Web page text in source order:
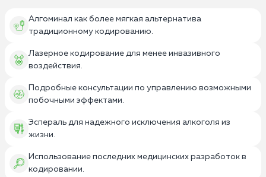
Алгоминал как более мягкая альтернатива
традиционному кодированию.
Лазерное кодирование для менее инвазивного
воздействия.
Подробные консультации по управлению возможными
побочными эффектами.
Эспераль для надежного исключения алкоголя из
жизни.
Использование последних медицинских разработок в
кодировании.